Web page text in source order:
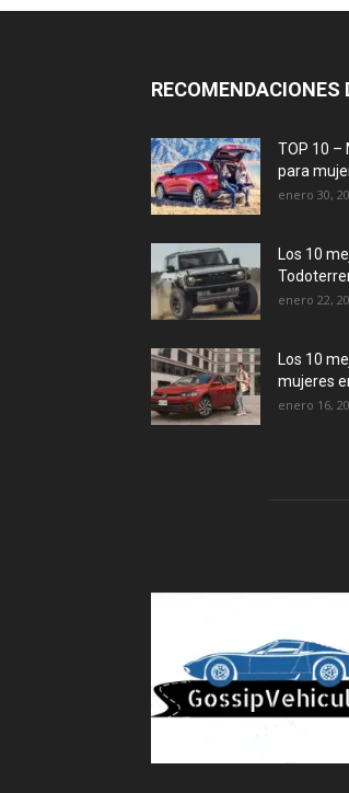
RECOMENDACIONES
TOP 10 –
para
enero 30,
Los 10
enero 22,
Los 10
mujeres
enero 16,